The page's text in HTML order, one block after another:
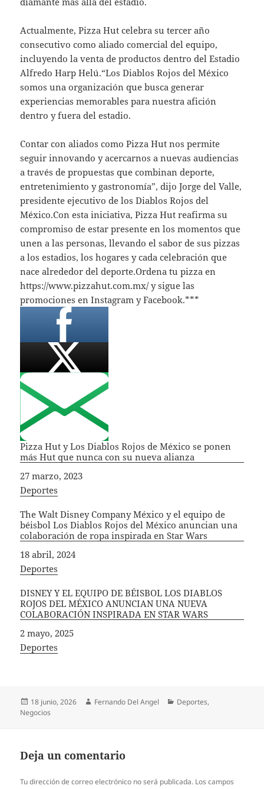
Actualmente, Pizza Hut celebra su tercer año
consecutivo como aliado comercial del equipo,
incluyendo la venta de productos dentro del Estadio
Alfredo Harp Helú.“Los Diablos Rojos del México
somos una organización que busca generar
experiencias memorables para nuestra afición
dentro y fuera del estadio.
Contar con aliados como Pizza Hut nos permite
seguir innovando y acercarnos a nuevas audiencias
a través de propuestas que combinan deporte,
entretenimiento y gastronomía”, dijo Jorge del Valle,
presidente ejecutivo de los Diablos Rojos del
México.Con esta iniciativa, Pizza Hut reafirma su
compromiso de estar presente en los momentos que
unen a las personas, llevando el sabor de sus pizzas
a los estadios, los hogares y cada celebración que
nace alrededor del deporte.Ordena tu pizza en
https://www.pizzahut.com.mx/ y sigue las
promociones en Instagram y Facebook.***
Pizza Hut y Los Diablos Rojos de México se ponen
más Hut que nunca con su nueva alianza
Fecha
27 marzo, 2023
In relation to
Deportes
The Walt Disney Company México y el equipo de
béisbol Los Diablos Rojos del México anuncian una
colaboración de ropa inspirada en Star Wars
Fecha
18 abril, 2024
In relation to
Deportes
DISNEY Y EL EQUIPO DE BÉISBOL LOS DIABLOS
ROJOS DEL MÉXICO ANUNCIAN UNA NUEVA
COLABORACIÓN INSPIRADA EN STAR WARS
Fecha
2 mayo, 2025
In relation to
Deportes
Publicado
el
18 junio, 2026 Autor
Fernando Del Angel Categorías
Deportes,
Negocios
Deja un comentario
Tu dirección de correo electrónico no será publicada. Los campos